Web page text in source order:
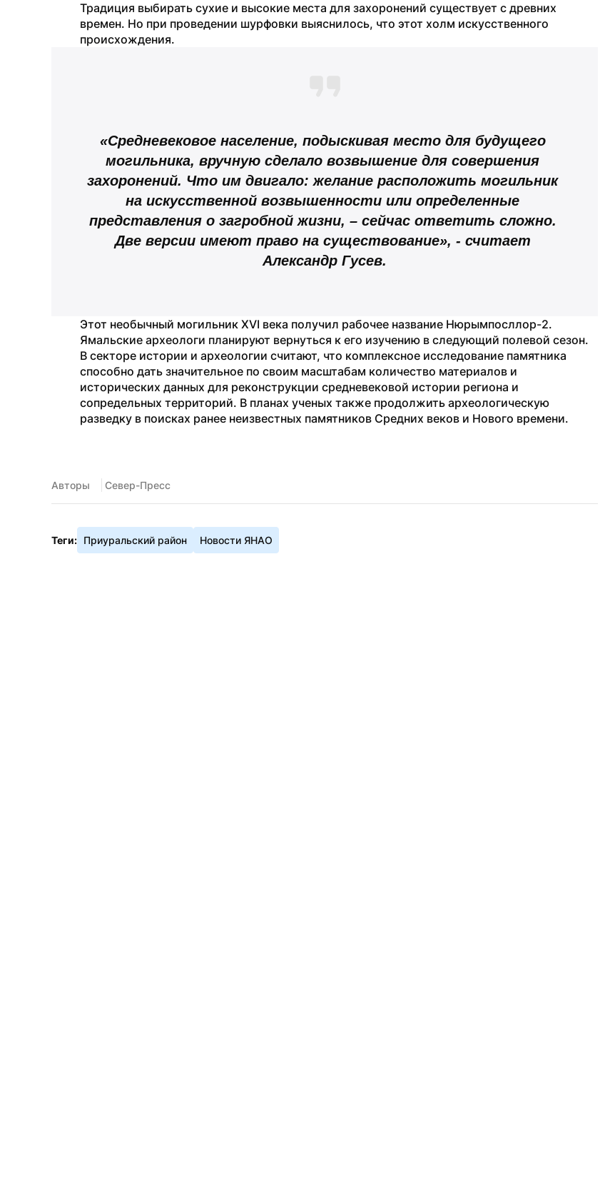
Традиция выбирать сухие и высокие места для захоронений существует с древних
времен. Но при проведении шурфовки выяснилось, что этот холм искусственного
происхождения.
«Средневековое население, подыскивая место для будущего
могильника, вручную сделало возвышение для совершения
захоронений. Что им двигало: желание расположить могильник
на искусственной возвышенности или определенные
представления о загробной жизни, – сейчас ответить сложно.
Две версии имеют право на существование», - считает
Александр Гусев.
Этот необычный могильник XVI века получил рабочее название Нюрымпосллор-2.
Ямальские археологи планируют вернуться к его изучению в следующий полевой сезон.
В секторе истории и археологии считают, что комплексное исследование памятника
способно дать значительное по своим масштабам количество материалов и
исторических данных для реконструкции средневековой истории региона и
сопредельных территорий. В планах ученых также продолжить археологическую
разведку в поисках ранее неизвестных памятников Средних веков и Нового времени.
Авторы Север-Пресс
Теги: Приуральский район Новости ЯНАО